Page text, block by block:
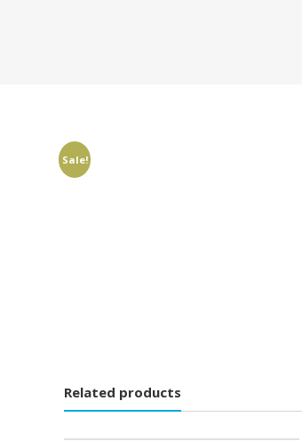
Sale!
Related products